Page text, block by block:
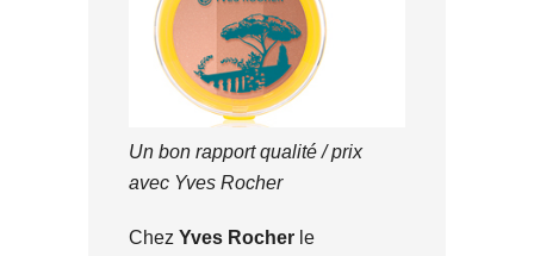
Un bon rapport qualité / prix
avec Yves Rocher
Chez Yves Rocher le